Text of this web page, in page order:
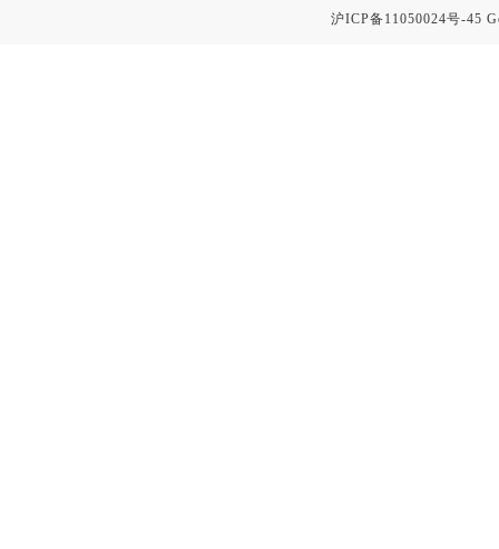
沪ICP备11050024号-45